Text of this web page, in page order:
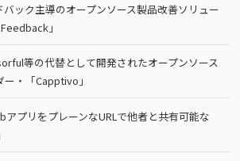
ック主導のオープンソース製品改善ソリュー
」
等の代替として開発されたオープンソース
・「Capptivo」
アプリをプレーンなURLで他者と共有可能な